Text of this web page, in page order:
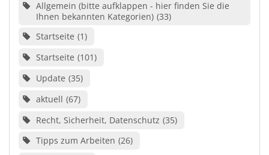
Allgemein (bitte aufklappen - hier finden Sie die
Ihnen bekannten Kategorien) 33
Startseite 1
Startseite 101
Update 35
aktuell 67
Recht, Sicherheit, Datenschutz 35
Tipps zum Arbeiten 26